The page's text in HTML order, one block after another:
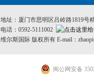
地址：厦门市思明区吕岭路1819号
电话：0592-5111002
维尔斯国际 版权所有 E-mail：
闽公网安备